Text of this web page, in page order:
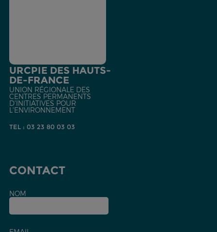
URCPIE DES HAUTS-
DE-FRANCE
UNION RÉGIONALE DES
CENTRES PERMANENTS
D'INITIATIVES POUR
L'ENVIRONNEMENT
TEL : 03 23 80 03 03
CONTACT
NOM